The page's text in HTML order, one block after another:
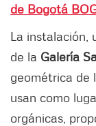
de Bogotá
La instalación,
de la Galería
geométrica de
usan como
orgánicas,